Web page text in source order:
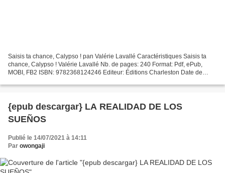
Saisis ta chance, Calypso ! pan Valérie Lavallé Caractéristiques Saisis ta
chance, Calypso ! Valérie Lavallé Nb. de pages: 240 Format: Pdf, ePub,
MOBI, FB2 ISBN: 9782368124246 Editeur: Éditions Charleston Date de
{epub descargar} LA REALIDAD DE LOS
SUEÑOS
Publié le 14/07/2021 à 14:11
Par owongaji